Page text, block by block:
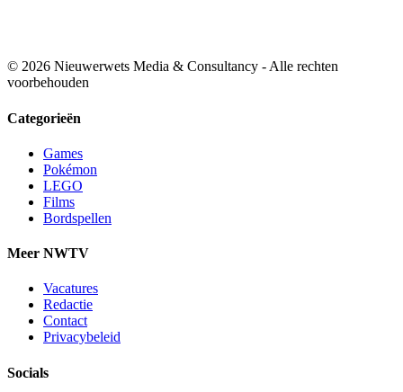
© 2026 Nieuwerwets Media & Consultancy - Alle rechten
voorbehouden
Categorieën
Games
Pokémon
LEGO
Films
Bordspellen
Meer NWTV
Vacatures
Redactie
Contact
Privacybeleid
Socials